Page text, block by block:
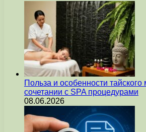
Польза и особенности
сочетании с SPA процедурами
08.06.2026